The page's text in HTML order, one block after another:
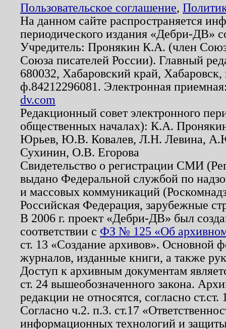
Пользовательское соглашение,
На данном сайте распространяется
периодического издания «Дебри-ДВ»
Учредитель: Пронякин К.А. (член
Союза писателей России). Главный
680032, Хабаровский край,
ф.84212296081. Электронная
dv.com
Редакционный совет электронного
общественных началах): К.А.
Юрьев, Ю.В. Ковалев, Л.Н. Левина,
Сухинин, О.В. Егорова
Свидетельство о регистрации СМИ
выдано Федеральной службой по
и массовых коммуникаций
Российская Федерация, зарубежные
В 2006 г. проект «Дебри-ДВ» был
соответствии с ФЗ № 125 «Об
ст. 13 «Создание архивов». Основной
журналов, изданные книги, а также
Доступ к архивным документам
ст. 24 вышеобозначенного закона.
редакции не относятся, согласно
Согласно ч.2. п.3. ст.17
информационных технологий и